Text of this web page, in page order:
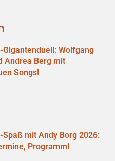
Gigantenduell: Wolfgang
Andrea Berg mit
Songs!
Spaß mit Andy Borg 2026:
Programm!